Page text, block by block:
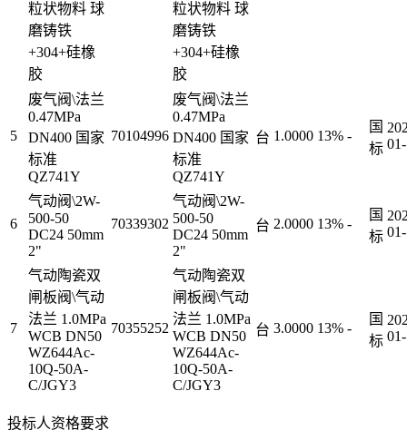
粒状物料 球
磨铸铁
+304+硅橡
胶
粒状物料 球
磨铸铁
+304+硅橡
胶
5
废气阀\法兰
0.47MPa
DN400 国家
标准
QZ741Y
70104996
废气阀\法兰
0.47MPa
DN400 国家
标准
QZ741Y
台 1.0000 13% -
国
标
6
气动阀\2W-
500-50
DC24 50mm
2"
70339302
气动阀\2W-
500-50
DC24 50mm
2"
台 2.0000 13% -
国
标
7
气动陶瓷双
闸板阀\气动
法兰 1.0MPa
WCB DN50
WZ644Ac-
10Q-50A-
C/JGY3
70355252
气动陶瓷双
闸板阀\气动
法兰 1.0MPa
WCB DN50
WZ644Ac-
10Q-50A-
C/JGY3
台 3.0000 13% -
国
标
投标人资格要求